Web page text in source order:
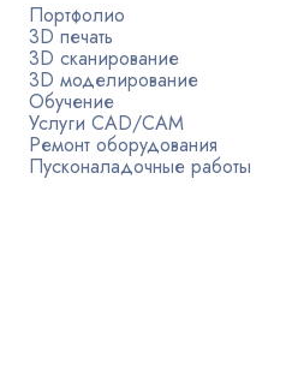
Портфолио
3D печать
3D сканирование
3D моделирование
Обучение
Услуги CAD/CAM
Ремонт оборудования
Пусконаладочные работы